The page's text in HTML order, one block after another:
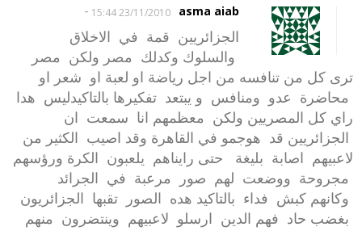
asma aiab
23/11/2010 15:44
-
الجزائريين قمة في الاخلاق
والسلوك وكدلك مصر ولكن مصر
ترى كل من تنافسه من اجل رياضة او لعبة او شعر او
محاضرة عدو ومنافس و يبتعد تفكيرها بالتاكيدليس هدا
راي كل المصريين ولكن معظمهم انا سمعت ان
الجزائريين قد هوجمو في القاهرة وقد اصيب الكثير من
لاعبيهم اصابة بليغة حتى رايناهم يلعبون الكرة ورؤسهم
مجروحة ووضعت لهم صور مرعبة في الجرائد
وكانهم كبش فداء بالتاكيد هده الصور تقبها الجزائريون
بغضب حاد فهم الدين ارسلو لاعبيهم وينتضرون منهم